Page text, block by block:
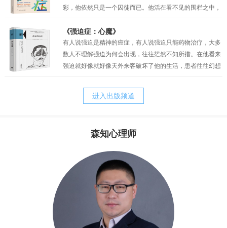
看到了因为“爱”而萌生的动力，因为“希望”而产生的坚持。
彩，他依然只是一个囚徒而已。他活在看不见的围栏之中，
偶而已，他以为自己是人生的主宰，其实他只不过是一个傀
儡。社交恐惧症和其他的神经症一样都有一定人格的基础，
俗话说“三岁看大，七岁看老”。社交恐惧的形成与早期环境
和家庭因素密相关，尤其是父母自身人格特质及对孩子的教
胆小、退缩、敏感、焦虑、刻板、追求完美等等人格的特
质，却又是父母赖以责备孩子、苛求孩子的理由。而当孩子
了与真实自我的持久的矛盾，陷入“自我战争”的深渊，并与
《强迫症：心魔》
有人说强迫是精神的癌症，有人说强迫只能药物治疗，大多
数人不理解强迫为何会出现，往往茫然不知所措。在他看来
强迫就好像就好像天外来客破坏了他的生活，患者往往幻想
迫只是他痛苦的表象，而他病态的执念才是他痛苦的根源。
其实，从我们生命最初往往最为真实与自然，但后来由于
不满，因此为了让我们变得更“完整”，结果我们拼命来弥
补，表面上试图救赎自己的努力，不但没有让我们得到救
赎，反倒破坏了人性与人生的自然——人生本是一种自然的
流淌，人性的释放，但对于有执念的人来说重要的只有结
果，自我价值的证明。因此他往往会逼迫证明自己，完美自
己，赢得肯定和完善，
进入出版频道
森知心理师